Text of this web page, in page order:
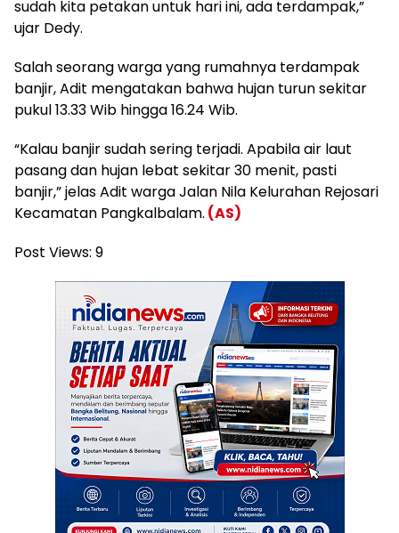
sudah kita petakan untuk hari ini, ada terdampak,”
ujar Dedy.
Salah seorang warga yang rumahnya terdampak
banjir, Adit mengatakan bahwa hujan turun sekitar
pukul 13.33 Wib hingga 16.24 Wib.
“Kalau banjir sudah sering terjadi. Apabila air laut
pasang dan hujan lebat sekitar 30 menit, pasti
banjir,” jelas Adit warga Jalan Nila Kelurahan Rejosari
Kecamatan Pangkalbalam. (AS)
Post Views: 9